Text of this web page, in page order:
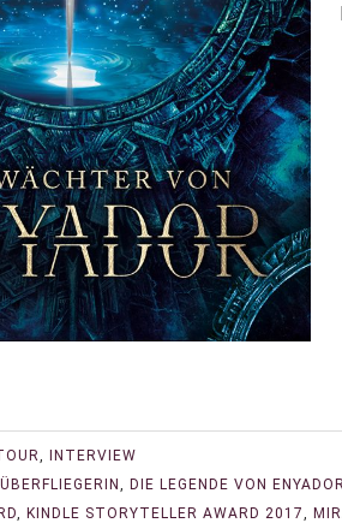
, INTERVIEW
, DIE LEGENDE VON
, KINDLE STORYTELLER AWARD 2017,